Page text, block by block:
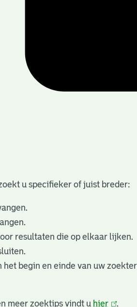
u specifieker of juist breder:
resultaten die op elkaar lijken.
het begin en einde van uw
meer zoektips vindt u hier(link
.